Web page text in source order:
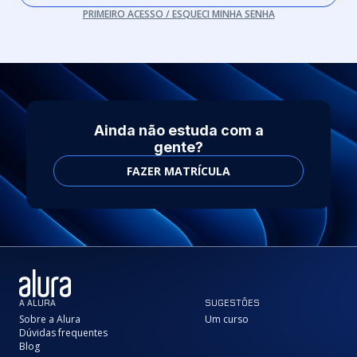
PRIMEIRO ACESSO / ESQUECI MINHA SENHA
Ainda não estuda com a
gente?
FAZER MATRÍCULA
A ALURA
Sobre a Alura
Dúvidas frequentes
Blog
SUGESTÕES
Um curso